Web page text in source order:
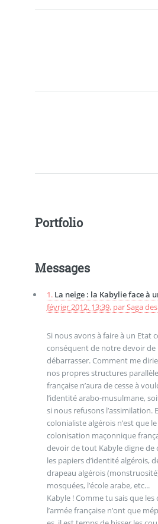
Portfolio
Messages
1. La neige : la Kabylie face à
février 2012, 13:39, parSaga
Si nous avons à faire à un Etat
conséquent de notre devoir de
débarrasser. Comment me
nos propres structures
française n’aura de cesse à
l’identité arabo-musulmane,
si nous refusons l’assimilation.
colonialiste algérois n’est que
colonisation maçonnique
devoir de tout Kabyle digne de
les papiers d’identité algérois,
drapeau algérois
mosquées, l’école arabe, etc...
Kabyle ! Comme tu sais que
l’armée française n’ont que